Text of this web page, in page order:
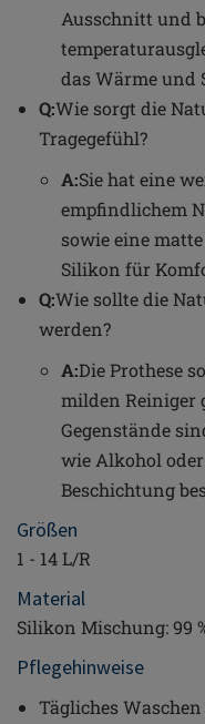
Ausschnitt und
das Wärme und
Q:Wie sorgt die
Tragegefühl?
A:Sie hat eine
empfindlichem
sowie eine
Silikon für
Q:Wie sollte die
werden?
A:Die Prothese
milden Reiniger
Gegenstände
wie Alkohol
Beschichtung
Größen
1 - 14 L/R
Material
Silikon Mischung: 99
Pflegehinweise
Tägliches